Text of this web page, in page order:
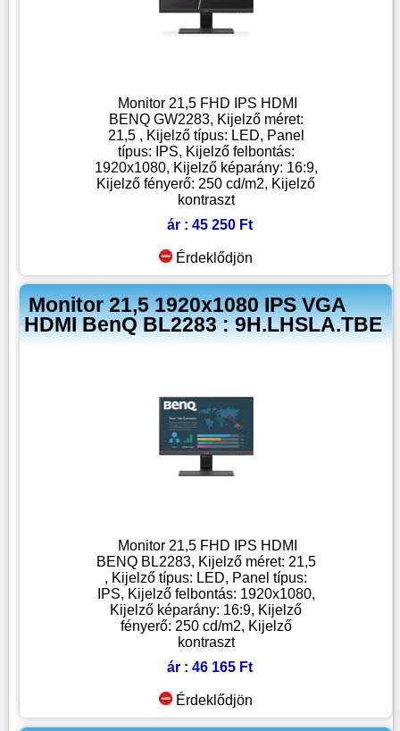
Monitor 21,5 FHD IPS HDMI
BENQ GW2283, Kijelző méret:
21,5 , Kijelző típus: LED, Panel
típus: IPS, Kijelző felbontás:
1920x1080, Kijelző képarány: 16:9,
Kijelző fényerő: 250 cd/m2, Kijelző
kontraszt
ár : 45 250 Ft
Érdeklődjön
Monitor 21,5 1920x1080 IPS VGA
HDMI BenQ BL2283 : 9H.LHSLA.TBE
Monitor 21,5 FHD IPS HDMI
BENQ BL2283, Kijelző méret: 21,5
, Kijelző típus: LED, Panel típus:
IPS, Kijelző felbontás: 1920x1080,
Kijelző képarány: 16:9, Kijelző
fényerő: 250 cd/m2, Kijelző
kontraszt
ár : 46 165 Ft
Érdeklődjön